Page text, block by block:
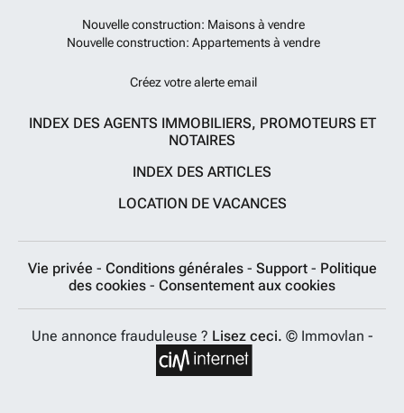
Nouvelle construction: Maisons à vendre
Nouvelle construction: Appartements à vendre
Créez votre alerte email
INDEX DES AGENTS IMMOBILIERS, PROMOTEURS ET
NOTAIRES
INDEX DES ARTICLES
LOCATION DE VACANCES
Vie privée - Conditions générales - Support - Politique
des cookies - Consentement aux cookies
Une annonce frauduleuse ? Lisez ceci. © Immovlan -